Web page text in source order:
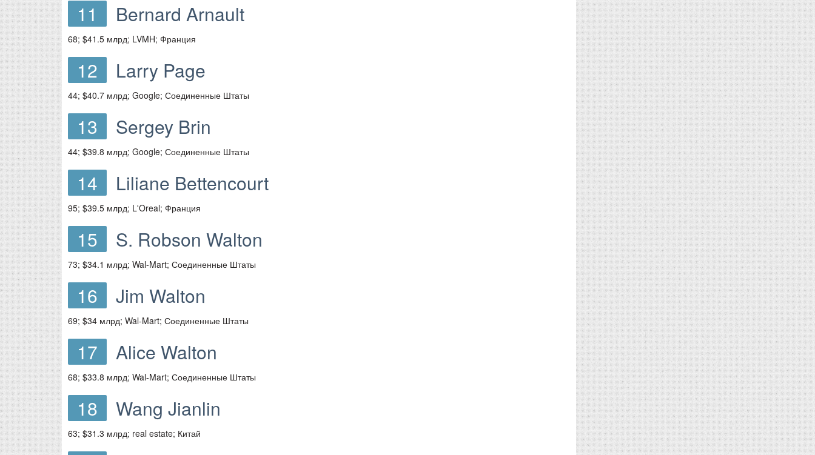
11 Bernard Arnault
68; $41.5 млрд; LVMH; Франция
12 Larry Page
44; $40.7 млрд; Google; Соединенные Штаты
13 Sergey Brin
44; $39.8 млрд; Google; Соединенные Штаты
14 Liliane Bettencourt
95; $39.5 млрд; L'Oreal; Франция
15 S. Robson Walton
73; $34.1 млрд; Wal-Mart; Соединенные Штаты
16 Jim Walton
69; $34 млрд; Wal-Mart; Соединенные Штаты
17 Alice Walton
68; $33.8 млрд; Wal-Mart; Соединенные Штаты
18 Wang Jianlin
63; $31.3 млрд; real estate; Китай